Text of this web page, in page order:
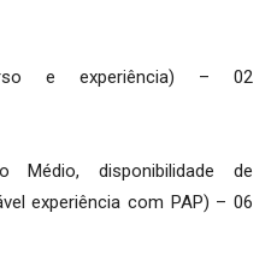
e experiência) – 02
Médio, disponibilidade de
experiência com PAP) – 06